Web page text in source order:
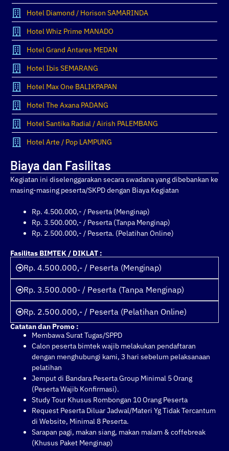
Hotel Diamond / Horison SAMARINDA
Hotel Whiz Prime MANADO
Hotel Grand Antares MEDAN
Hotel Ibis SEMARANG
Hotel Max One BALIKPAPAN
Hotel The Axana PADANG
Hotel Santika Radial / Airish PALEMBANG
Hotel Arte / Pop LAMPUNG
Biaya dan Fasilitas
Kegiatan ini diselenggarakan secara swadana yang dibebankan ke
masing-masing peserta/SKPD dengan Biaya Kegiatan
Rp. 4.500.000,- / Peserta (Menginap)
Rp. 3.500.000,- / Peserta (Tanpa Menginap)
Rp. 2.500.000,- / Peserta. (Pelatihan Online)
Fasilitas BIMTEK / DIKLAT :
Rp. 4.500.000,- / Peserta (Menginap)
Rp. 3.500.000- / Peserta (Tanpa Menginap)
Rp. 2.500.000,- / Peserta (Pelatihan Online)
Catatan dan Promo :
Membawa Surat Tugas/SPPD
Calon peserta bimtek wajib melakukan pendaftaran
dengan menghubungi kami, 3 hari sebelum pelaksanaan
pelatihan
Jemput di Bandara Peserta Group Minimal 5 Orang
(Peserta Wajib Konfirmasi).
Study Tour Khusus Rombongan 10 Orang Peserta
Request Peserta Diluar Jadwal/Materi Yg Tidak Tercantum
di Website, Minimal 8 Peserta.
Sarapan pagi, makan siang, makan malam & coffebreak
(Khusus Paket Menginap)